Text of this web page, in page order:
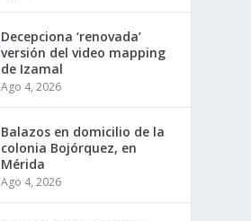
Decepciona ‘renovada’
versión del video mapping
de Izamal
Ago 4, 2026
Balazos en domicilio de la
colonia Bojórquez, en
Mérida
Ago 4, 2026